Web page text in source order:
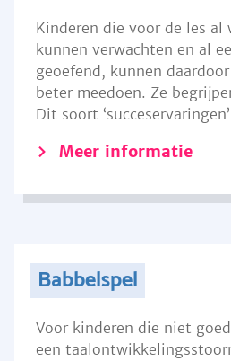
Kinderen die voor de les al
kunnen verwachten en al
geoefend, kunnen
beter meedoen. Ze
Dit soort
Meer informatie
Babbelspel
Voor kinderen die niet
een